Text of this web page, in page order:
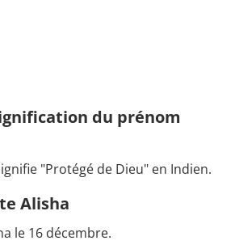
du prénom
"Protégé de Dieu" en Indien.
Alisha
le 16 décembre.